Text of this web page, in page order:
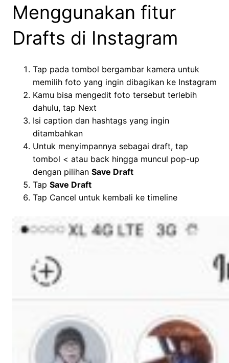
Menggunakan fitur
Drafts di Instagram
Tap pada tombol bergambar kamera untuk
memilih foto yang ingin dibagikan ke Instagram
Kamu bisa mengedit foto tersebut terlebih
dahulu, tap Next
Isi caption dan hashtags yang ingin
ditambahkan
Untuk menyimpannya sebagai draft, tap
tombol < atau back hingga muncul pop-up
dengan pilihan Save Draft
Tap Save Draft
Tap Cancel untuk kembali ke timeline